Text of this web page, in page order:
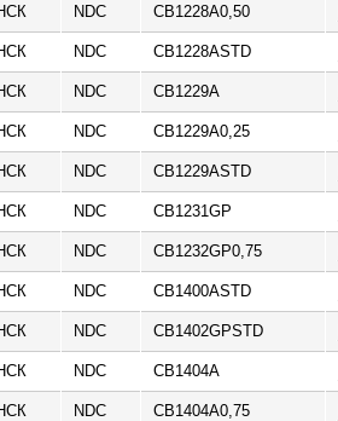
NDC CB1228A0,50
NDC CB1228ASTD
NDC CB1229A
NDC CB1229A0,25
NDC CB1229ASTD
NDC CB1231GP
NDC CB1232GP0,75
NDC CB1400ASTD
NDC CB1402GPSTD
NDC CB1404A
NDC CB1404A0,75